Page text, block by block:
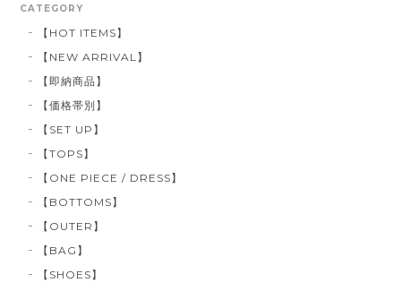
CATEGORY
【HOT ITEMS】
【NEW ARRIVAL】
【即納商品】
【価格帯別】
【SET UP】
【TOPS】
【ONE PIECE / DRESS】
【BOTTOMS】
【OUTER】
【BAG】
【SHOES】